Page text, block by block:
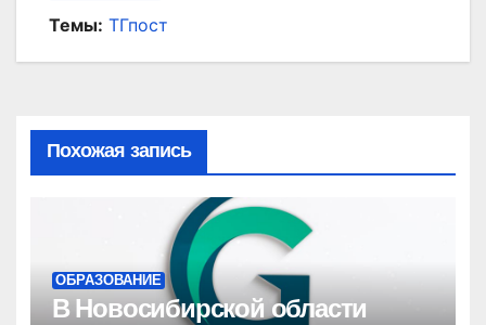
Темы: ТГпост
Похожая запись
ОБРАЗОВАНИЕ
В Новосибирской области